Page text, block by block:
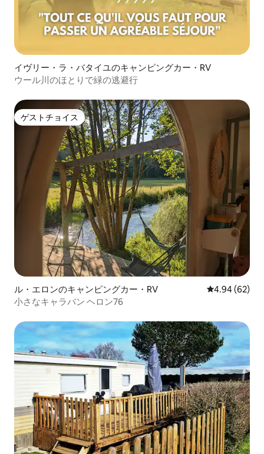
イヴリー・ラ・バタイユのキャンピングカー・RV
ウール川のほとりで緑の逃避行
ゲストチョイス
ゲストチョイス
ル・エロンのキャンピングカー・RV レビュー62
4.94 (62)
小さなキャラバン ヘロン76